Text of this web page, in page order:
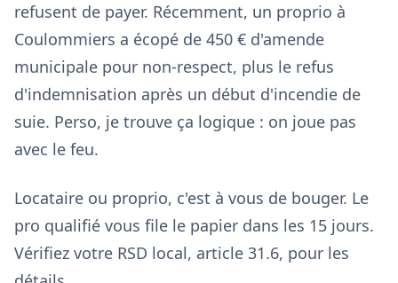
refusent de payer. Récemment, un proprio à
Coulommiers a écopé de 450 € d'amende
municipale pour non-respect, plus le refus
d'indemnisation après un début d'incendie de
suie. Perso, je trouve ça logique : on joue pas
avec le feu.
Locataire ou proprio, c'est à vous de bouger. Le
pro qualifié vous file le papier dans les 15 jours.
Vérifiez votre RSD local, article 31.6, pour les